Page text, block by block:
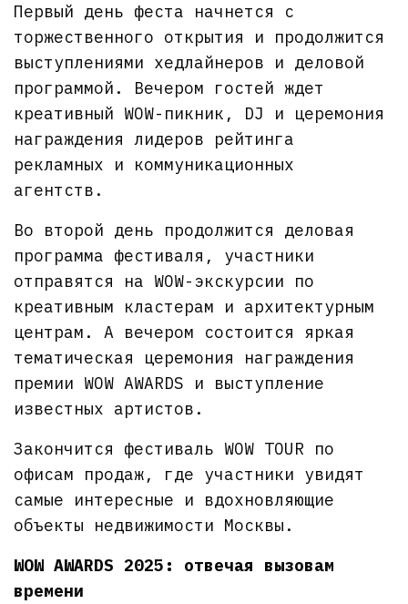
Первый день феста начнется с
торжественного открытия и продолжится
выступлениями хедлайнеров и деловой
программой. Вечером гостей ждет
креативный WOW-пикник, DJ и церемония
награждения лидеров рейтинга
рекламных и коммуникационных
агентств.
Во второй день продолжится деловая
программа фестиваля, участники
отправятся на WOW-экскурсии по
креативным кластерам и архитектурным
центрам. А вечером состоится яркая
тематическая церемония награждения
премии WOW AWARDS и выступление
известных артистов.
Закончится фестиваль WOW TOUR по
офисам продаж, где участники увидят
самые интересные и вдохновляющие
объекты недвижимости Москвы.
WOW AWARDS 2025: отвечая вызовам
времени